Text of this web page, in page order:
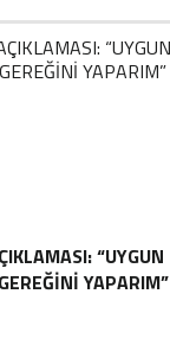
“UYGUN
YAPARIM”